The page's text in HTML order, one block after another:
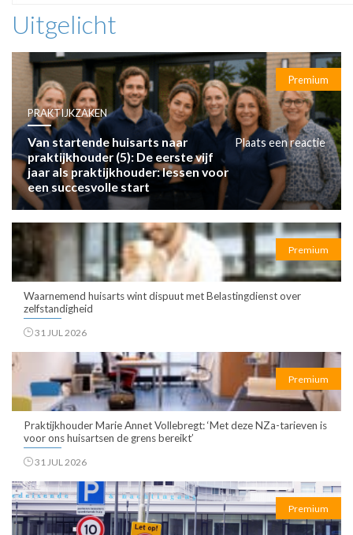
Uitgelicht
Premium
PRAKTIJKZAKEN
Van startende huisarts naar
praktijkhouder (5): De eerste vijf
jaar als praktijkhouder: lessen voor
een succesvolle start
Plaats een reactie
Premium
Waarnemend huisarts wint dispuut met Belastingdienst over
zelfstandigheid
31 JUL 2026
Premium
Praktijkhouder Marie Annet Vollebregt: ‘Met deze NZa-tarieven is
voor ons huisartsen de grens bereikt’
31 JUL 2026
Premium